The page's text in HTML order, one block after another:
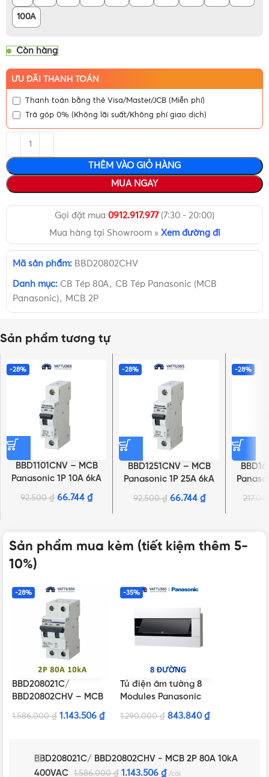
100A
Còn hàng
ƯU ĐÃI THANH TOÁN
Thanh toán bằng thẻ Visa/Master/JCB (Miễn phí)
Trả góp 0% (Không lãi suất/Không phí giao dịch)
THÊM VÀO GIỎ HÀNG
MUA NGAY
Gọi đặt mua 0912.917.977(7:30 - 20:00)
Mua hàng tại Showroom » Xem đường đi
Mã sản phẩm: BBD20802CHV
Danh mục: CB Tép 80A, CB Tép Panasonic (MCB
Panasonic), MCB 2P
Sản phẩm tương tự
-28%
BBD1101CNV – MCB
Panasonic 1P 10A 6kA
240VAC
92.500₫ 66.744₫
-28%
BBD1251CNV – MCB
Panasonic 1P 25A 6kA
240VAC
92.500₫ 66.744 ₫
-28%
Sản phẩm mua kèm (tiết kiệm thêm 5-
10%)
-28%
BBD208021C/
BBD20802CHV – MCB
2P 80A 10kA 400VAC
1.586.000₫ 1.143.506 ₫
-35%
Tủ điện âm tường 8
Modules Panasonic
BQDX08T11AV màu
1.290.000₫ 843.840 ₫
BBD208021C/ BBD20802CHV - MCB 2P 80A 10kA
400VAC
1.586.000₫ 1.143.506 ₫ cái